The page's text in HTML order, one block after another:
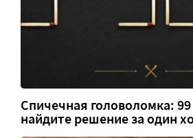
Спичечная головоломка:
найдите решение за один